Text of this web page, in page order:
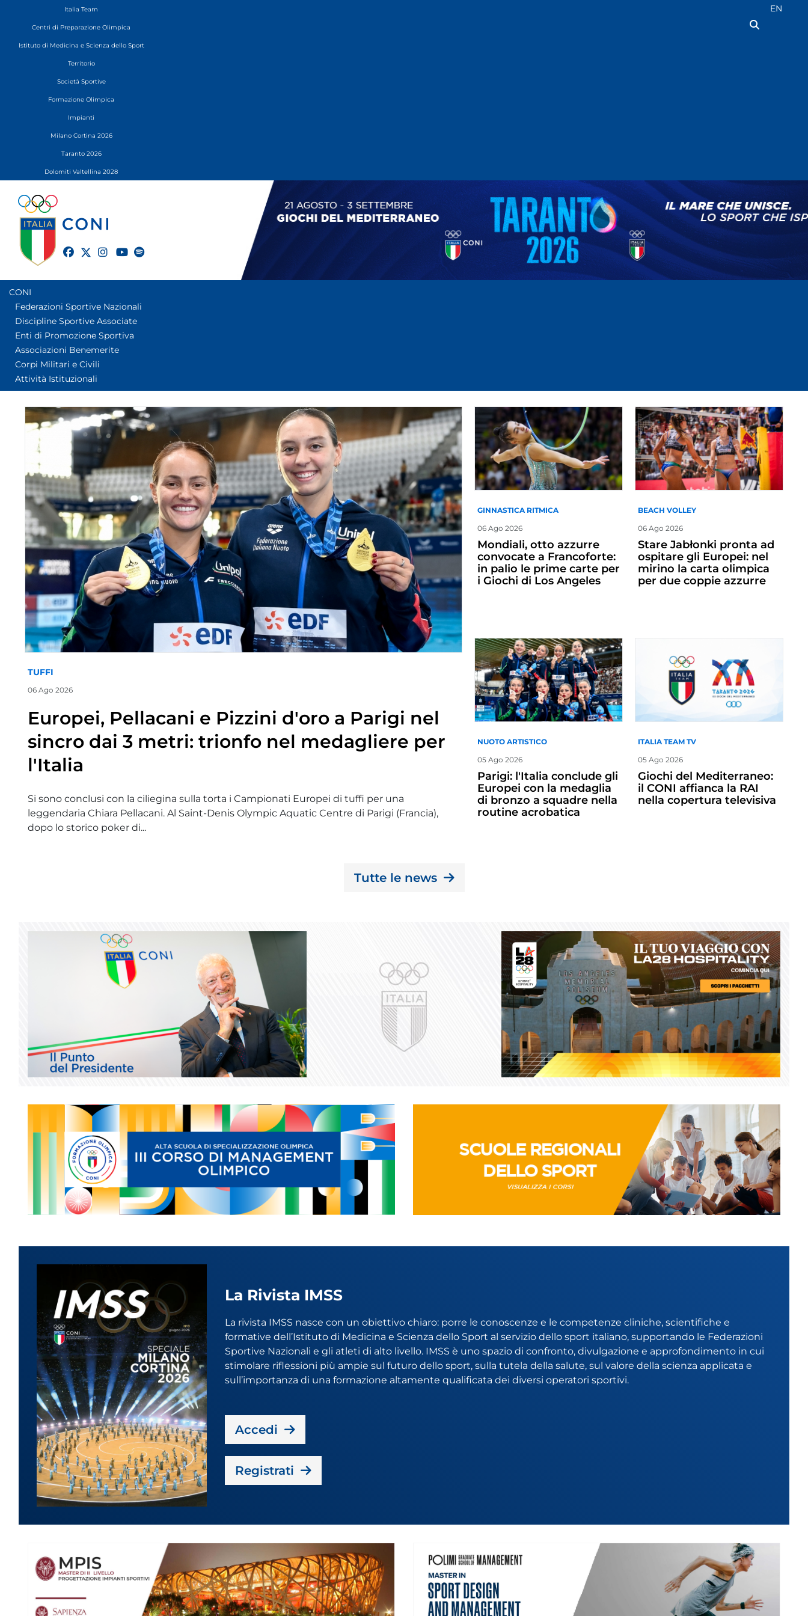
Italia Team
Centri di Preparazione Olimpica
Istituto di Medicina e Scienza dello Sport
Territorio
Società Sportive
Formazione Olimpica
Impianti
Milano Cortina 2026
Taranto 2026
Dolomiti Valtellina 2028
Seleziona
EN
twitter
CONI
Federazioni Sportive Nazionali
Discipline Sportive Associate
Enti di Promozione Sportiva
Associazioni Benemerite
Corpi Militari e Civili
Attività Istituzionali
TUFFI
06 Ago 2026
Europei, Pellacani e Pizzini d'oro a Parigi nel
sincro dai 3 metri: trionfo nel medagliere per
l'Italia
Si sono conclusi con la ciliegina sulla torta i Campionati Europei di tuffi per una
leggendaria Chiara Pellacani. Al Saint-Denis Olympic Aquatic Centre di Parigi (Francia),
dopo lo storico poker di...
GINNASTICA RITMICA
06 Ago 2026
Mondiali, otto azzurre
convocate a Francoforte:
in palio le prime carte per
i Giochi di Los Angeles
BEACH VOLLEY
06 Ago 2026
Stare Jabłonki pronta ad
ospitare gli Europei: nel
mirino la carta olimpica
per due coppie azzurre
NUOTO ARTISTICO
05 Ago 2026
Parigi: l'Italia conclude gli
Europei con la medaglia
di bronzo a squadre nella
routine acrobatica
ITALIA TEAM TV
05 Ago 2026
Giochi del Mediterraneo:
il CONI affianca la RAI
nella copertura televisiva
Tutte le news
La Rivista IMSS
La rivista IMSS nasce con un obiettivo chiaro: porre le conoscenze e le competenze cliniche, scientifiche e
formative dell’Istituto di Medicina e Scienza dello Sport al servizio dello sport italiano, supportando le Federazioni
Sportive Nazionali e gli atleti di alto livello. IMSS è uno spazio di confronto, divulgazione e approfondimento in cui
stimolare riflessioni più ampie sul futuro dello sport, sulla tutela della salute, sul valore della scienza applicata e
sull’importanza di una formazione altamente qualificata dei di­versi operatori sportivi.
Accedi
Registrati